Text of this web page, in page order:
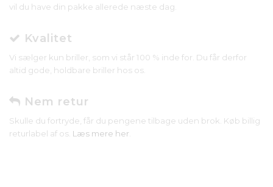
vil du have din pakke allerede næste dag.
Kvalitet
Vi sælger kun briller, som vi står 100 % inde for. Du får derfor
altid gode, holdbare briller hos os.
Nem retur
Skulle du fortryde, får du pengene tilbage uden brok. Køb billig
returlabel af os. Læs mere her.